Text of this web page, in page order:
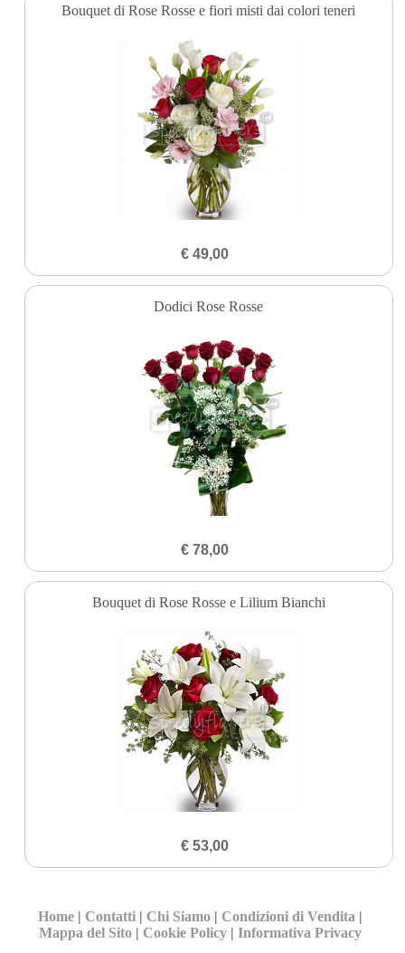
Bouquet di Rose Rosse e fiori misti dai colori teneri
€ 49,00
Dodici Rose Rosse
€ 78,00
Bouquet di Rose Rosse e Lilium Bianchi
€ 53,00
Home | Contatti | Chi Siamo | Condizioni di Vendita |
Mappa del Sito | Cookie Policy |Informativa Privacy